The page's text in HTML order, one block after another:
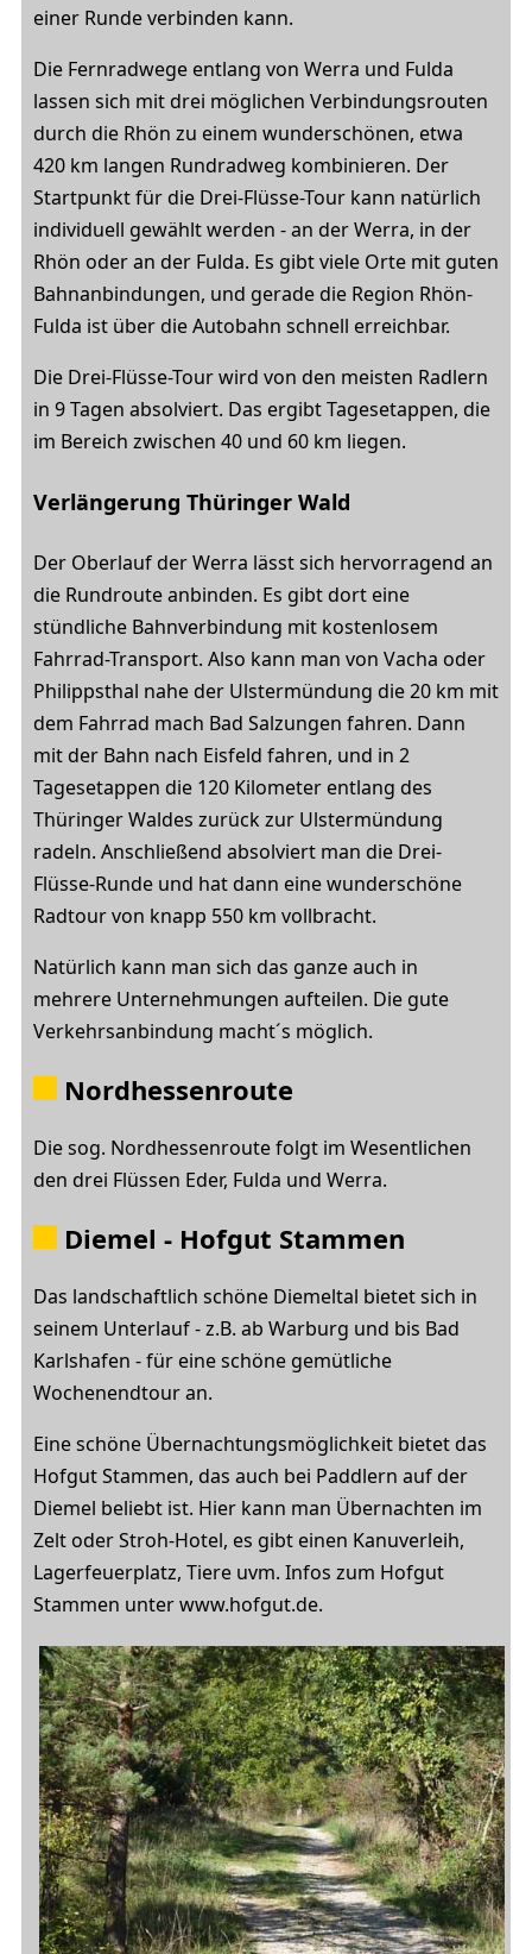
einer Runde verbinden kann.
Die Fernradwege entlang von Werra und Fulda
lassen sich mit drei möglichen Verbindungsrouten
durch die Rhön zu einem wunderschönen, etwa
420 km langen Rundradweg kombinieren. Der
Startpunkt für die Drei-Flüsse-Tour kann natürlich
individuell gewählt werden - an der Werra, in der
Rhön oder an der Fulda. Es gibt viele Orte mit guten
Bahnanbindungen, und gerade die Region Rhön-
Fulda ist über die Autobahn schnell erreichbar.
Die Drei-Flüsse-Tour wird von den meisten Radlern
in 9 Tagen absolviert. Das ergibt Tagesetappen, die
im Bereich zwischen 40 und 60 km liegen.
Verlängerung Thüringer Wald
Der Oberlauf der Werra lässt sich hervorragend an
die Rundroute anbinden. Es gibt dort eine
stündliche Bahnverbindung mit kostenlosem
Fahrrad-Transport. Also kann man von Vacha oder
Philippsthal nahe der Ulstermündung die 20 km mit
dem Fahrrad mach Bad Salzungen fahren. Dann
mit der Bahn nach Eisfeld fahren, und in 2
Tagesetappen die 120 Kilometer entlang des
Thüringer Waldes zurück zur Ulstermündung
radeln. Anschließend absolviert man die Drei-
Flüsse-Runde und hat dann eine wunderschöne
Radtour von knapp 550 km vollbracht.
Natürlich kann man sich das ganze auch in
mehrere Unternehmungen aufteilen. Die gute
Verkehrsanbindung macht´s möglich.
Nordhessenroute
Die sog. Nordhessenroute folgt im Wesentlichen
den drei Flüssen Eder, Fulda und Werra.
Diemel - Hofgut Stammen
Das landschaftlich schöne Diemeltal bietet sich in
seinem Unterlauf - z.B. ab Warburg und bis Bad
Karlshafen - für eine schöne gemütliche
Wochenendtour an.
Eine schöne Übernachtungsmöglichkeit bietet das
Hofgut Stammen, das auch bei Paddlern auf der
Diemel beliebt ist. Hier kann man Übernachten im
Zelt oder Stroh-Hotel, es gibt einen Kanuverleih,
Lagerfeuerplatz, Tiere uvm. Infos zum Hofgut
Stammen unter www.hofgut.de.